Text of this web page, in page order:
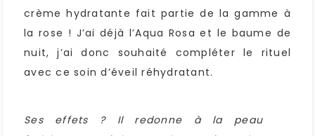
crème hydratante fait partie de la gamme à
la rose ! J’ai déjà l’Aqua Rosa et le baume de
nuit, j’ai donc souhaité compléter le rituel
avec ce soin d’éveil réhydratant.
Ses effets ? Il redonne à la peau